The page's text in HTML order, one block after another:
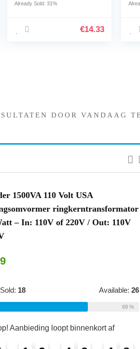
Already Sold: 31%
€14.33
DOOR VANDAAG
1500VA 110 Volt USA
ringkerntransformator
– In: 110V of 220V / Out: 110V
18 Available: 26
69 %
Aanbieding loopt binnenkort af